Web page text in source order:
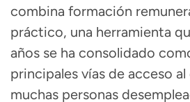
combina formación
práctico, una herramienta
años se ha consolidado
principales vías de acceso
muchas personas